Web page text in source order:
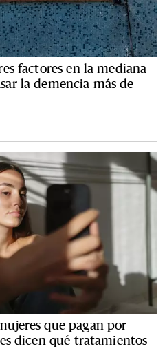
factores en la mediana
la demencia más de
que pagan por
dicen qué tratamientos